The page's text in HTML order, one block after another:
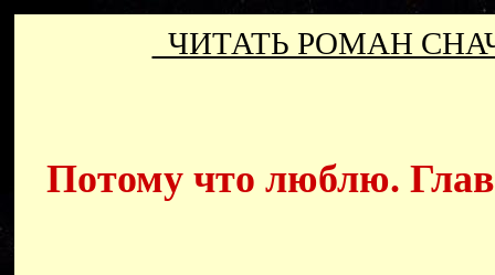
ЧИТАТЬ РОМАН
Потому что люблю.